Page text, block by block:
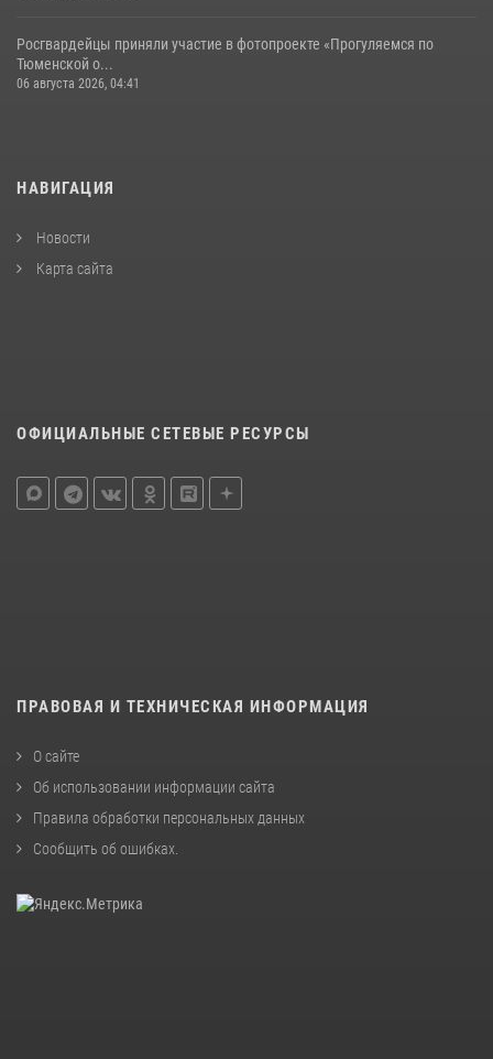
Росгвардейцы приняли участие в фотопроекте «Прогуляемся по
Тюменской о...
06 августа 2026, 04:41
НАВИГАЦИЯ
Новости
Карта сайта
ОФИЦИАЛЬНЫЕ СЕТЕВЫЕ РЕСУРСЫ
ПРАВОВАЯ И ТЕХНИЧЕСКАЯ ИНФОРМАЦИЯ
О сайте
Об использовании информации сайта
Правила обработки персональных данных
Сообщить об ошибках.